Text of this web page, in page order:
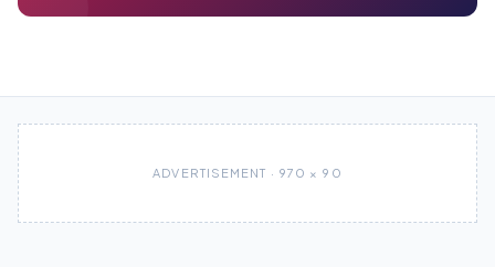
ADVERTISEMENT · 970 × 90